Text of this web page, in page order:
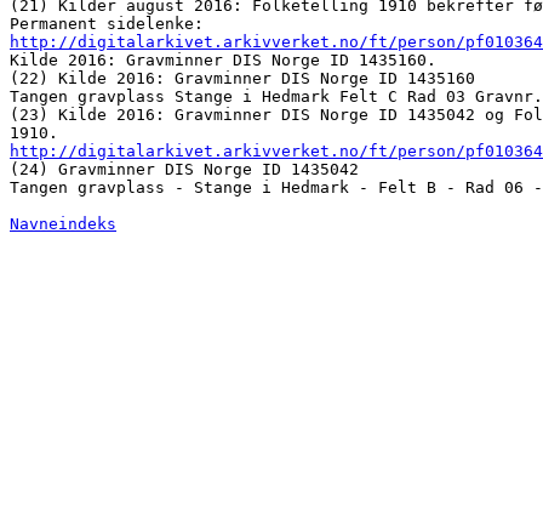
(21) Kilder august 2016: Folketelling 1910 bekrefter
http://digitalarkivet.arkivverket.no/ft/person/
Kilde 2016: Gravminner DIS Norge ID 1435160.
(22) Kilde 2016: Gravminner DIS Norge ID 1435160
Tangen gravplass Stange i Hedmark Felt C Rad 03
(23) Kilde 2016: Gravminner DIS Norge ID 1435042 og
http://digitalarkivet.arkivverket.no/ft/person/
(24) Gravminner DIS Norge ID 1435042
Tangen gravplass - Stange i Hedmark - Felt B - Rad
Navneindeks